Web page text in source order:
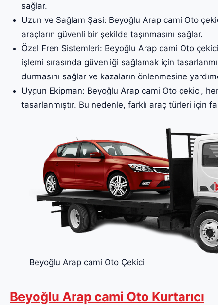
sağlar.
Uzun ve Sağlam Şasi: Beyoğlu Arap cami Oto
araçların güvenli bir şekilde taşınmasını sağlar.
Özel Fren Sistemleri: Beyoğlu Arap cami Oto
işlemi sırasında güvenliği sağlamak için
durmasını sağlar ve kazaların önlenmesine
Uygun Ekipman: Beyoğlu Arap cami Oto çekici,
tasarlanmıştır. Bu nedenle, farklı araç türleri için
Beyoğlu Arap cami Oto Çekici
Beyoğlu Arap cami Oto Kurtarıcı